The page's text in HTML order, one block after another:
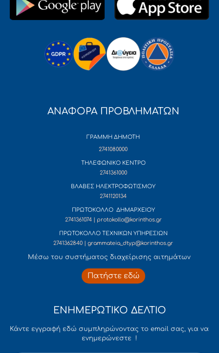
ΑΝΑΦΟΡΑ ΠΡΟΒΛΗΜΑΤΩΝ
ΓΡΑΜΜΗ ΔΗΜΟΤΗ
2741080000
ΤΗΛΕΦΩΝΙΚΟ ΚΕΝΤΡΟ
2741361000
ΒΛΑΒΕΣ ΗΛΕΚΤΡΟΦΩΤΙΣΜΟΥ
2741120134
ΠΡΩΤΟΚΟΛΛΟ ΔΗΜΑΡΧΕΙΟΥ
2741361074 | protokollo@korinthos.gr
ΠΡΩΤΟΚΟΛΛΟ ΤΕΧΝΙΚΩΝ ΥΠΗΡΕΣΙΩΝ
2741362840 | grammateia_dtyp@korinthos.gr
Mέσω του συστήματος διαχείρισης αιτημάτων
Πατήστε εδώ
ΕΝΗΜΕΡΩΤΙΚΟ ΔΕΛΤΙΟ
Κάντε εγγραφή εδώ συμπληρώνοντας το email σας, για να
ενημερώνεστε !